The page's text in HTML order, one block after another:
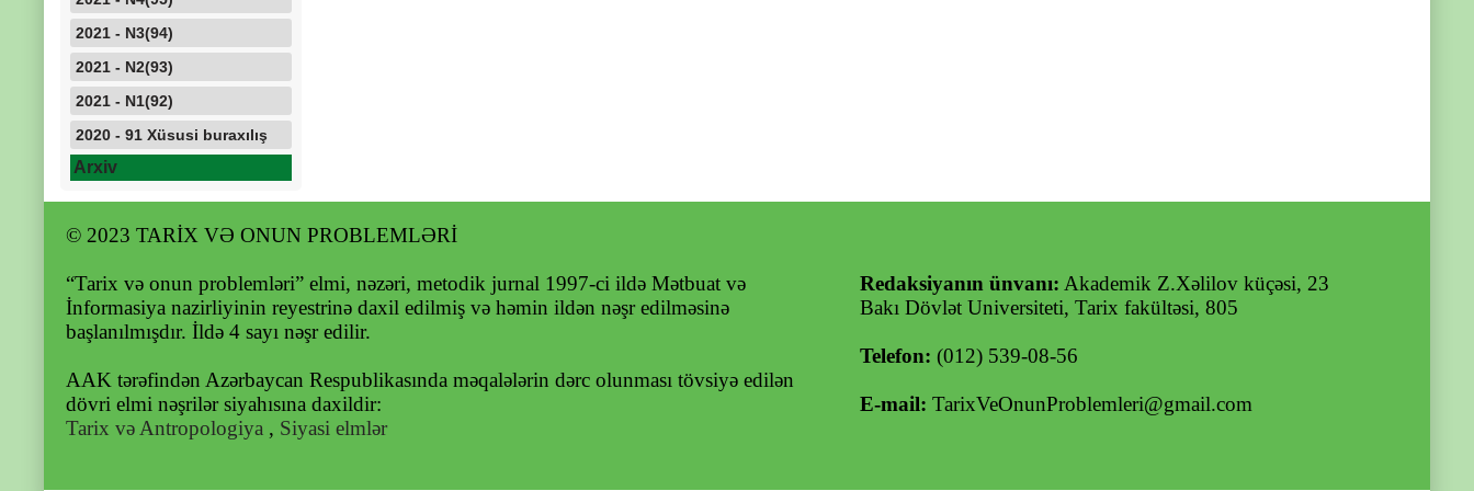
2021 - N3(94)
2021 - N2(93)
2021 - N1(92)
2020 - 91 Xüsusi buraxılış
Arxiv
© 2023 TARİX VƏ ONUN PROBLEMLƏRİ
“Tarix və onun problemləri” elmi, nəzəri, metodik jurnal 1997-ci ildə Mətbuat və
İnformasiya nazirliyinin reyestrinə daxil edilmiş və həmin ildən nəşr edilməsinə
başlanılmışdır. İldə 4 sayı nəşr edilir.
AAK tərəfindən Azərbaycan Respublikasında məqalələrin dərc olunması tövsiyə edilən
dövri elmi nəşrilər siyahısına daxildir:
Tarix və Antropologiya , Siyasi elmlər
Redaksiyanın ünvanı: Akademik Z.Xəlilov küçəsi, 23
Bakı Dövlət Universiteti, Tarix fakültəsi, 805
Telefon: (012) 539-08-56
E-mail: TarixVeOnunProblemleri@gmail.com